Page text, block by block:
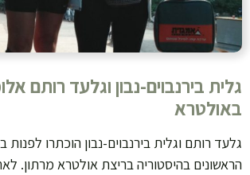
גלית בירנבוים-נבון וגלעד רותם
באולטרא
גלעד רותם וגלית בירנבוים-נבון הוכתרו לפנות
הראשונים בהיסטוריה בריצת אולטרא מרתון.